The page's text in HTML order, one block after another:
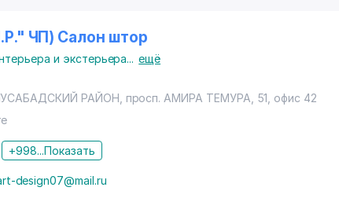
ЧП) Салон штор
и экстерьера... ещё
РАЙОН просп. АМИРА ТЕМУРА , 51, офис 42
+998...Показать
design07@mail.ru